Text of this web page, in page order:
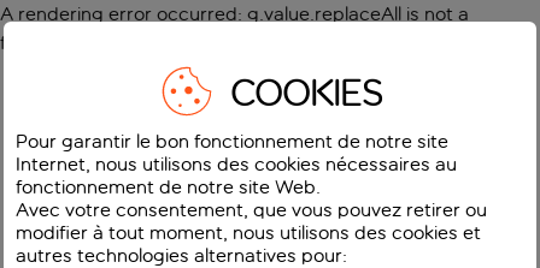
A rendering error occurred: g.value.replaceAll is not a
function
COOKIES
Pour garantir le bon fonctionnement de notre site
Internet, nous utilisons des cookies nécessaires au
fonctionnement de notre site Web.
Avec votre consentement, que vous pouvez retirer ou
modifier à tout moment, nous utilisons des cookies et
autres technologies alternatives pour: